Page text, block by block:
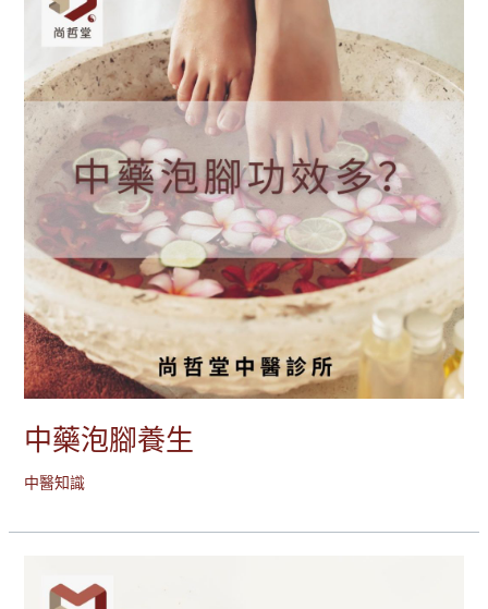
中藥泡腳養生
中醫知識